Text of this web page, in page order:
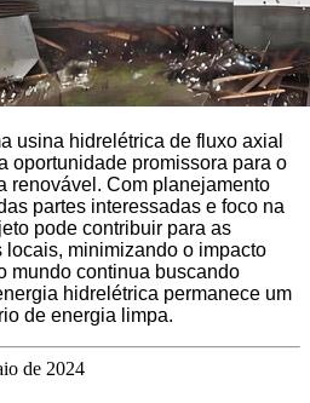
usina hidrelétrica de fluxo axial
oportunidade promissora para o
renovável. Com planejamento
partes interessadas e foco na
pode contribuir para as
minimizando o impacto
mundo continua buscando
hidrelétrica permanece um
de energia limpa.
de 2024